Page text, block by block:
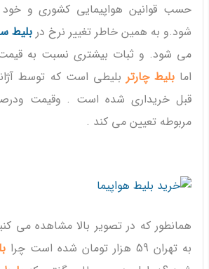
حسب قوانین هواپیمایی کشوری و خود
شود.و به همین خاطر تغییر نرخ در بلیط
می شود. و ثبات بیشتری نسبت به
امابلیط چارتر بلیطی است که توسط
قبل خریداری شده است . وقیمت
مربوطه تعیین می کند .
همانطور که در تصویر بالا مشاهده می
به تهران 59 هزار تومان شده است چرا